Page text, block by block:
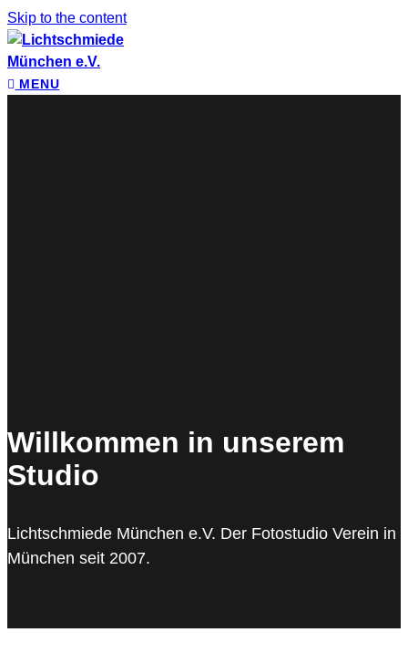
Skip to the content
MENU
Willkommen in unserem
Studio
Lichtschmiede München e.V. Der Fotostudio Verein in
München seit 2007.